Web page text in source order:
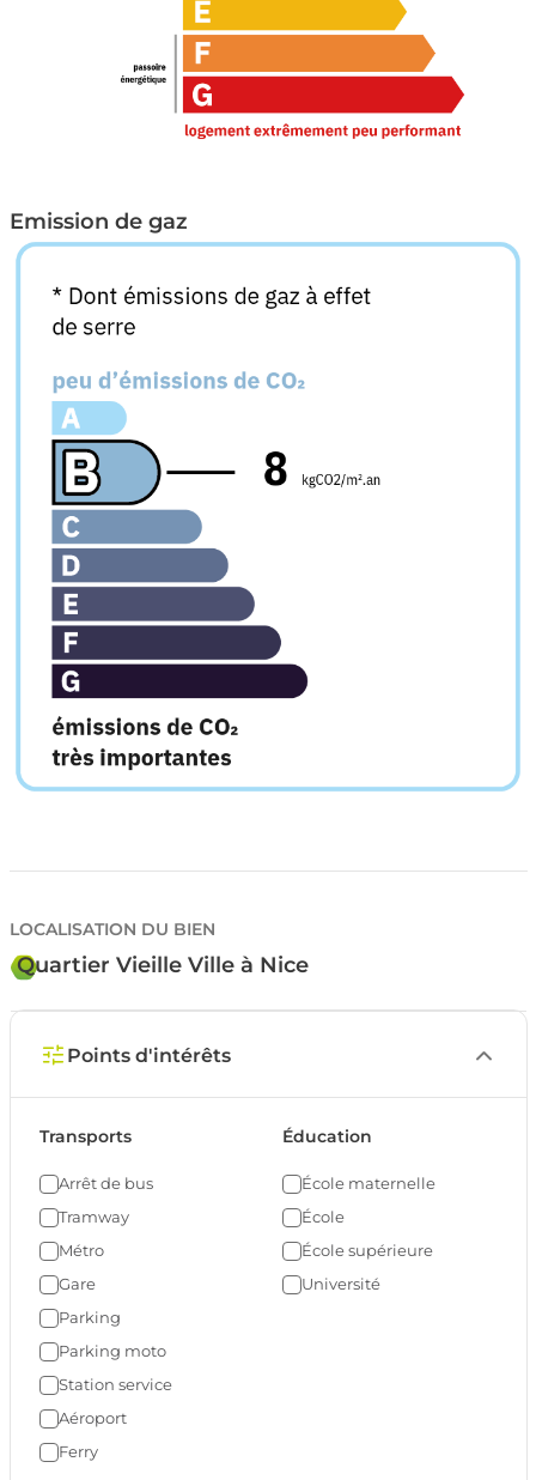
Emission de gaz
LOCALISATION DU BIEN
Quartier Vieille Ville à Nice
Points d'intérêts
Transports
Arrêt de bus
Tramway
Métro
Gare
Parking
Parking moto
Station service
Aéroport
Ferry
Éducation
École maternelle
École
École supérieure
Université